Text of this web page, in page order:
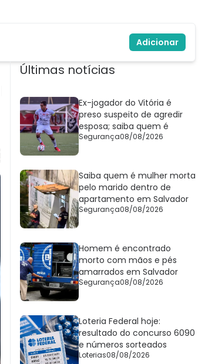
Adicionar
Últimas notícias
Ex-jogador do Vitória é
preso suspeito de agredir
esposa; saiba quem é
Segurança08/08/2026
Saiba quem é mulher morta
pelo marido dentro de
apartamento em Salvador
Segurança08/08/2026
Homem é encontrado
morto com mãos e pés
amarrados em Salvador
Segurança08/08/2026
Loteria Federal hoje:
resultado do concurso 6090
e números sorteados
Loterias08/08/2026